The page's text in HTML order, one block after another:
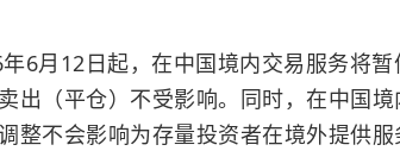
6月12日起，在中国境内交易服务将暂
出（平仓）不受影响。同时，在中国
整不会影响为存量投资者在境外提供